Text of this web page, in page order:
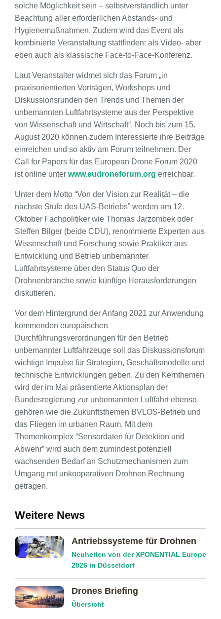
solche Möglichkeit sein – selbstverständlich unter
Beachtung aller erforderlichen Abstands- und
Hygienemaßnahmen. Zudem wird das Event als
kombinierte Veranstaltung stattfinden: als Video- aber
eben auch als klassische Face-to-Face-Konferenz.
Laut Veranstalter widmet sich das Forum „in
praxisorientierten Vorträgen, Workshops und
Diskussionsrunden den Trends und Themen der
unbemannten Luftfahrtsysteme aus der Perspektive
von Wissenschaft und Wirtschaft“. Noch bis zum 15.
August 2020 können zudem Interessierte ihre Beiträge
einreichen und so aktiv am Forum teilnehmen. Der
Call for Papers für das European Drone Forum 2020
ist online unter www.eudroneforum.org erreichbar.
Unter dem Motto “Von der Vision zur Realität – die
nächste Stufe des UAS-Betriebs” werden am 12.
Oktober Fachpolitiker wie Thomas Jarzombek oder
Steffen Bilger (beide CDU), renommierte Experten aus
Wissenschaft und Forschung sowie Praktiker aus
Entwicklung und Betrieb unbemannter
Luftfahrtsysteme über den Status Quo der
Drohnenbranche sowie künftige Herausforderungen
diskutieren.
Vor dem Hintergrund der Anfang 2021 zur Anwendung
kommenden europäischen
Durchführungsverordnungen für den Betrieb
unbemannter Luftfahrzeuge soll das Diskussionsforum
wichtige Impulse für Strategien, Geschäftsmodelle und
technische Entwicklungen geben. Zu den Kernthemen
wird der im Mai präsentierte Aktionsplan der
Bundesregierung zur unbemannten Luftfahrt ebenso
gehören wie die Zukunftsthemen BVLOS-Betrieb und
das Fliegen im urbanen Raum. Mit dem
Themenkomplex “Sensordaten für Detektion und
Abwehr” wird auch dem zumindest potenziell
wachsenden Bedarf an Schutzmechanismen zum
Umgang mit unkooperativen Drohnen Rechnung
getragen.
Weitere News
Antriebssysteme für Drohnen
Neuheiten von der XPONENTIAL Europe
2026 in Düsseldorf
Drones Briefing
Übersicht